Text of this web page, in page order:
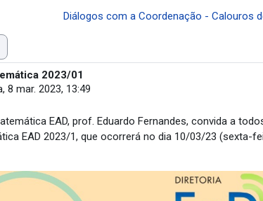
Diálogos com a Coordenação - Calouros
2023/01
8 mar. 2023, 13:49
EAD, prof. Eduardo Fernandes, convida a
EAD 2023/1, que ocorrerá no dia 10/03/23 (sexta-